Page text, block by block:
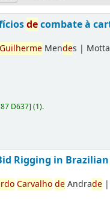
decombate à
Guilherme Mendes |
D637](1).
Rigging in Brazilian
CarvalhodeAndrade |